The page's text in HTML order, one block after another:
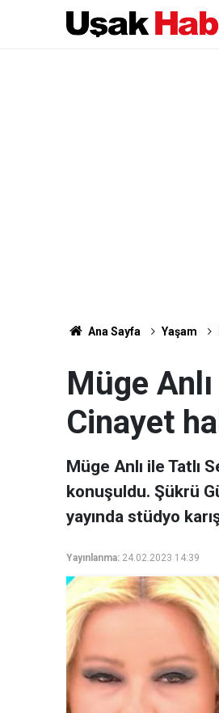
Ana Sayfa Yaşam
Müge
Cinayet
Müge Anlı ile Tatlı
konuşuldu. Şükrü
yayında stüdyo
Yayınlanma: 24.02.2023 14:39